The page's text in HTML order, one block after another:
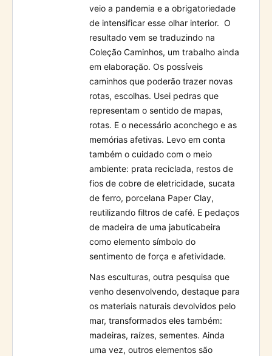
veio a pandemia e a obrigatoriedade
de intensificar esse olhar interior. O
resultado vem se traduzindo na
Coleção Caminhos, um trabalho ainda
em elaboração. Os possíveis
caminhos que poderão trazer novas
rotas, escolhas. Usei pedras que
representam o sentido de mapas,
rotas. E o necessário aconchego e as
memórias afetivas. Levo em conta
também o cuidado com o meio
ambiente: prata reciclada, restos de
fios de cobre de eletricidade, sucata
de ferro, porcelana Paper Clay,
reutilizando filtros de café. E pedaços
de madeira de uma jabuticabeira
como elemento símbolo do
sentimento de força e afetividade.
Nas esculturas, outra pesquisa que
venho desenvolvendo, destaque para
os materiais naturais devolvidos pelo
mar, transformados eles também:
madeiras, raízes, sementes. Ainda
uma vez, outros elementos são